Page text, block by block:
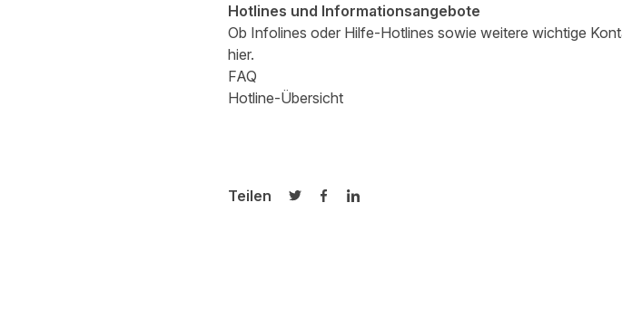
Hotlines und Informationsangebote
Ob Infolines oder Hilfe-Hotlines sowie weitere wichtige
hier.
FAQ
Hotline-Übersicht
Teilen
Auf Twitter teilen
Auf Facebook teilen
Auf LinkedIn teilen